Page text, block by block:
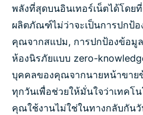
พลังที่สุดบนอินเทอร์เน็ตได้โดย
ผลิตภัณฑ์ไม่ว่าจะเป็นการปกป้
คุณจากสแปม, การปกป้องข้อมู
ห้องนิรภัยแบบ zero-
บุคคลของคุณจากนายหน้าขาย
ทุกวันเพื่อช่วยให้มั่นใจว่าเทคโ
คุณใช้งานไม่ใช่ในทางกลับกัน